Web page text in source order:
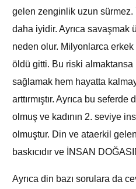
gelen zenginlik uzun sürmez.
daha iyidir. Ayrıca savaşmak
neden olur. Milyonlarca
öldü gitti. Bu riski almaktansa
sağlamak hem hayatta
arttırmıştır. Ayrıca bu
olmuş ve kadının 2. seviye
olmuştur. Din ve ataerkil
baskıcıdır ve İNSAN
Ayrıca din bazı sorulara da